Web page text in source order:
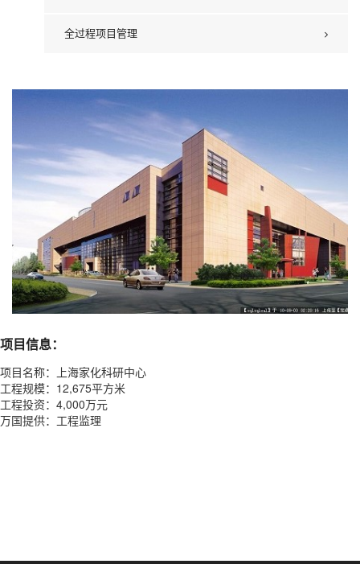
全过程项目管理
项目信息：
项目名称：上海家化科研中心
工程规模：12,675平方米
工程投资：4,000万元
万国提供：工程监理